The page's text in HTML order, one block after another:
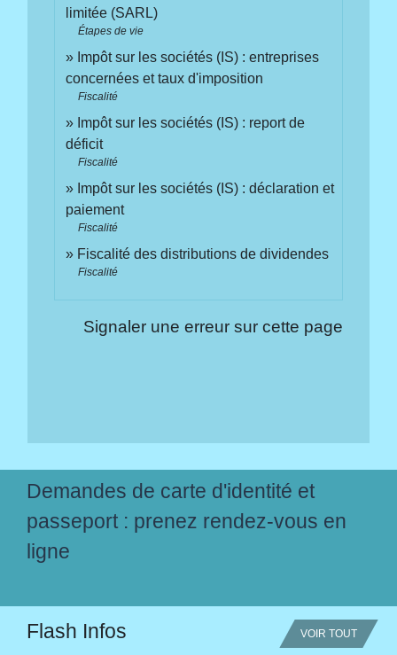
limitée (SARL)
Étapes de vie
Impôt sur les sociétés (IS) : entreprises
concernées et taux d'imposition
Fiscalité
Impôt sur les sociétés (IS) : report de
déficit
Fiscalité
Impôt sur les sociétés (IS) : déclaration et
paiement
Fiscalité
Fiscalité des distributions de dividendes
Fiscalité
Signaler une erreur sur cette page
Demandes de carte d'identité et
passeport : prenez rendez-vous en
ligne
Flash Infos VOIR TOUT